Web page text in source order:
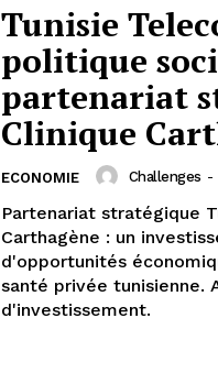
Tunisie
politique
partenariat
Clinique
ECONOMIE Challenges -
Partenariat stratégique
Carthagène : un
d'opportunités
santé privée tunisienne.
d'investissement.